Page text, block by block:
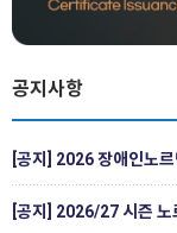
공지사항
[공지] 2026 장애인노
[공지] 2026/27 시즌